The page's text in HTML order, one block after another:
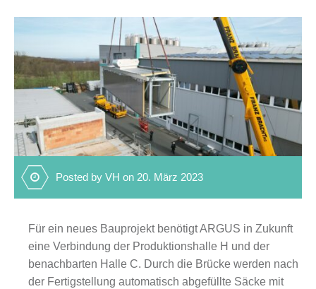
Posted by VH on 20. März 2023
Für ein neues Bauprojekt benötigt ARGUS in Zukunft
eine Verbindung der Produktionshalle H und der
benachbarten Halle C. Durch die Brücke werden nach
der Fertigstellung automatisch abgefüllte Säcke mit